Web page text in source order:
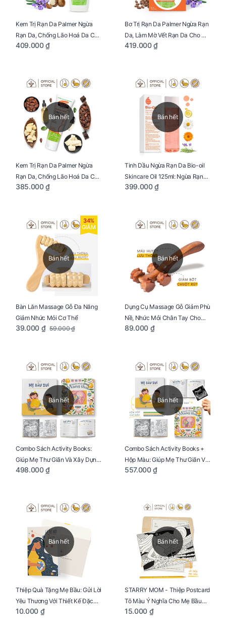
Kem Trị Rạn Da Palmer Ngừa
Rạn Da, Chống Lão Hoá Da Cho
Mẹ Bầu Chai 250ml
409.000 ₫
Bơ Trị Rạn Da Palmer Ngừa Rạn
Da, Làm Mờ Vết Rạn Da Cho Mẹ
Bầu Hũ 125g
419.000 ₫
Bán hết
Kem Trị Rạn Da Palmer Ngừa
Rạn Da, Chống Lão Hoá Da Cho
Mẹ Bầu Tuýp 125g
385.000 ₫
Bán hết
Tinh Dầu Ngừa Rạn Da Bio-oil
Skincare Oil 125ml: Ngừa Rạn
Da, Chăm Sóc Da Toàn Diện
399.000 ₫
Bán hết
34%
GIẢM
Bàn Lăn Massage Gỗ Đa Năng
Giảm Nhức Mỏi Cơ Thể
39.000 ₫ 59.000 ₫
Bán hết
Dụng Cụ Massage Gỗ Giảm Phù
Nề, Nhức Mỏi Chân Tay Cho
Mẹ Bầu
89.000 ₫
Bán hết
Combo Sách Activity Books:
Giúp Mẹ Thư Giãn Và Xây Dựng
Thai Kỳ Chu Đáo
498.000 ₫
Bán hết
Combo Sách Activity Books +
Hộp Màu: Giúp Mẹ Thư Giãn Và
Xây Dựng Thai Kỳ Chu Đáo
557.000 ₫
Bán hết
Thiệp Quà Tặng Mẹ Bầu: Gửi Lời
Yêu Thương Với Thiết Kế Đặc
Biệt Dành Riêng Cho Mẹ Bầu
10.000 ₫
Bán hết
STARRY MOM - Thiệp Postcard
Tô Màu Ý Nghĩa Cho Mẹ Bầu
Sáng Tạo, Thư Giãn Và Hạnh
15.000 ₫